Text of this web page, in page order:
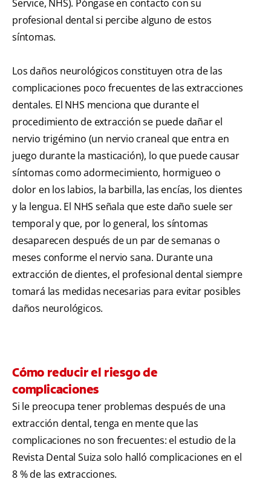
Service, NHS). Póngase en contacto con su
profesional dental si percibe alguno de estos
síntomas.
Los daños neurológicos constituyen otra de las
complicaciones poco frecuentes de las extracciones
dentales. El NHS menciona que durante el
procedimiento de extracción se puede dañar el
nervio trigémino (un nervio craneal que entra en
juego durante la masticación), lo que puede causar
síntomas como adormecimiento, hormigueo o
dolor en los labios, la barbilla, las encías, los dientes
y la lengua. El NHS señala que este daño suele ser
temporal y que, por lo general, los síntomas
desaparecen después de un par de semanas o
meses conforme el nervio sana. Durante una
extracción de dientes, el profesional dental siempre
tomará las medidas necesarias para evitar posibles
daños neurológicos.
Cómo reducir el riesgo de
complicaciones
Si le preocupa tener problemas después de una
extracción dental, tenga en mente que las
complicaciones no son frecuentes: el estudio de la
Revista Dental Suiza solo halló complicaciones en el
8 % de las extracciones.